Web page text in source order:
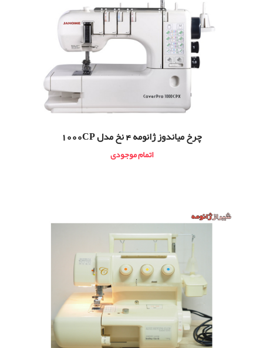
چرخ مياندوز ژانومه 4 نخ مدل 1000CP
اتمام موجودی